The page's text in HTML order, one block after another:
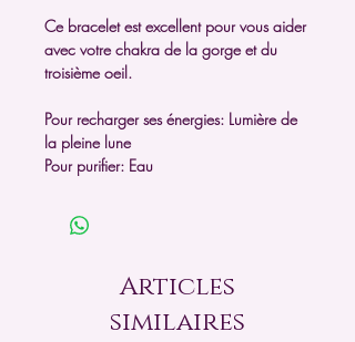
Ce bracelet est excellent pour vous aider
avec votre chakra de la gorge et du
troisième oeil.
Pour recharger ses énergies: Lumière de
la pleine lune
Pour purifier: Eau
Articles
similaires